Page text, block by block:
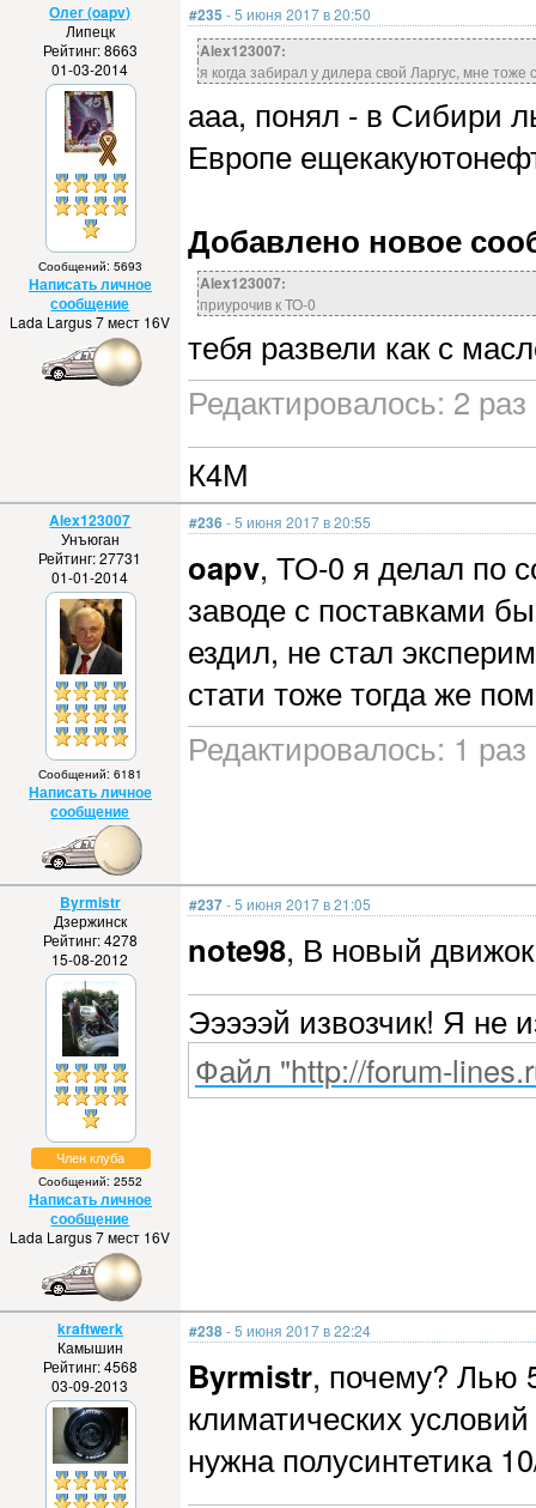
Олег (oapv)
Липецк
Рейтинг: 8663
01-03-2014
Сообщений: 5693
Написать личное
сообщение
Lada Largus 7 мест 16V
#235 - 5 июня 2017 в 20:50
Alex123007:
я когда забирал у дилера свой Ларгус, мне
ааа, понял - в Сибири
Европе
Добавлено новое
Alex123007:
приурочив к ТО-0
тебя развели как с
Редактировалось: 2
К4М
Alex123007
Унъюган
Рейтинг: 27731
01-01-2014
Сообщений: 6181
Написать личное
сообщение
#236- 5 июня 2017 в 20:55
oapv, ТО-0 я делал по
заводе с поставками
ездил, не стал
стати тоже тогда же
Редактировалось: 1
Byrmistr
Дзержинск
Рейтинг: 4278
15-08-2012
Член клуба
Сообщений: 2552
Написать личное
сообщение
Lada Largus 7 мест 16V
#237- 5 июня 2017 в 21:05
note98, В новый
Эээээй извозчик! Я не
Файл "http://forum-
kraftwerk
Камышин
Рейтинг: 4568
03-09-2013
#238- 5 июня 2017 в 22:24
Byrmistr, почему? Лью
климатических
нужна полусинтетика